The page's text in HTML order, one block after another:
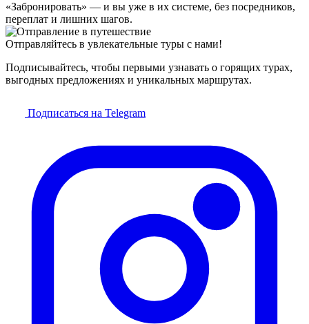
«Забронировать» — и вы уже в их системе, без посредников,
переплат и лишних шагов.
Отправляйтесь в увлекательные туры с нами!
Подписывайтесь, чтобы первыми узнавать о горящих турах,
выгодных предложениях и уникальных маршрутах.
Подписаться на Telegram